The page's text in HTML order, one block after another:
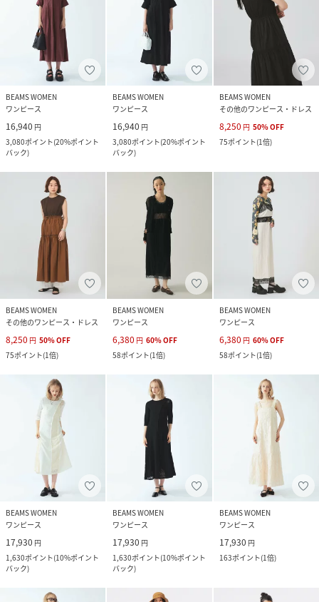
BEAMS WOMEN
ワンピース
16,940 円
3,080ポイント(20%ポイント
バック)
BEAMS WOMEN
ワンピース
16,940 円
3,080ポイント(20%ポイント
バック)
BEAMS WOMEN
その他のワンピース・ドレス
8,250 円 50%OFF
75ポイント(1倍)
BEAMS WOMEN
その他のワンピース・ドレス
8,250 円 50%OFF
75ポイント(1倍)
BEAMS WOMEN
ワンピース
6,380 円 60%OFF
58ポイント(1倍)
BEAMS WOMEN
ワンピース
6,380 円 60%OFF
58ポイント(1倍)
BEAMS WOMEN
ワンピース
17,930 円
1,630ポイント(10%ポイント
バック)
BEAMS WOMEN
ワンピース
17,930 円
1,630ポイント(10%ポイント
バック)
BEAMS WOMEN
ワンピース
17,930 円
163ポイント(1倍)